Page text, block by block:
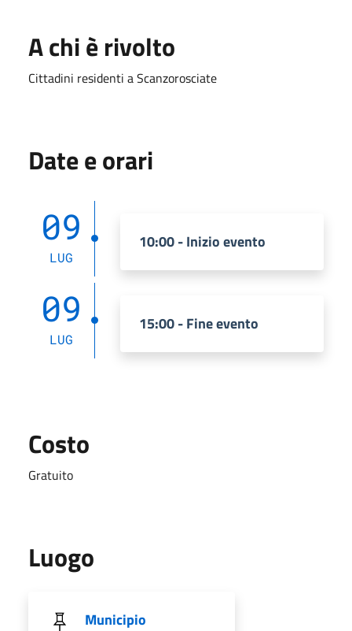
A chi è rivolto
Cittadini residenti a Scanzorosciate
Date e orari
09
LUG
10:00 - Inizio evento
09
LUG
15:00 - Fine evento
Costo
Gratuito
Luogo
Municipio